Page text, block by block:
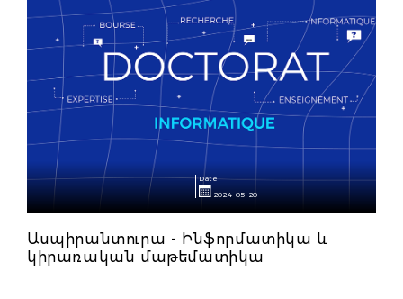
Date
2024-05-20
Ասպիրանտուրա - Ինֆորմատիկա և
կիրառական մաթեմատիկա